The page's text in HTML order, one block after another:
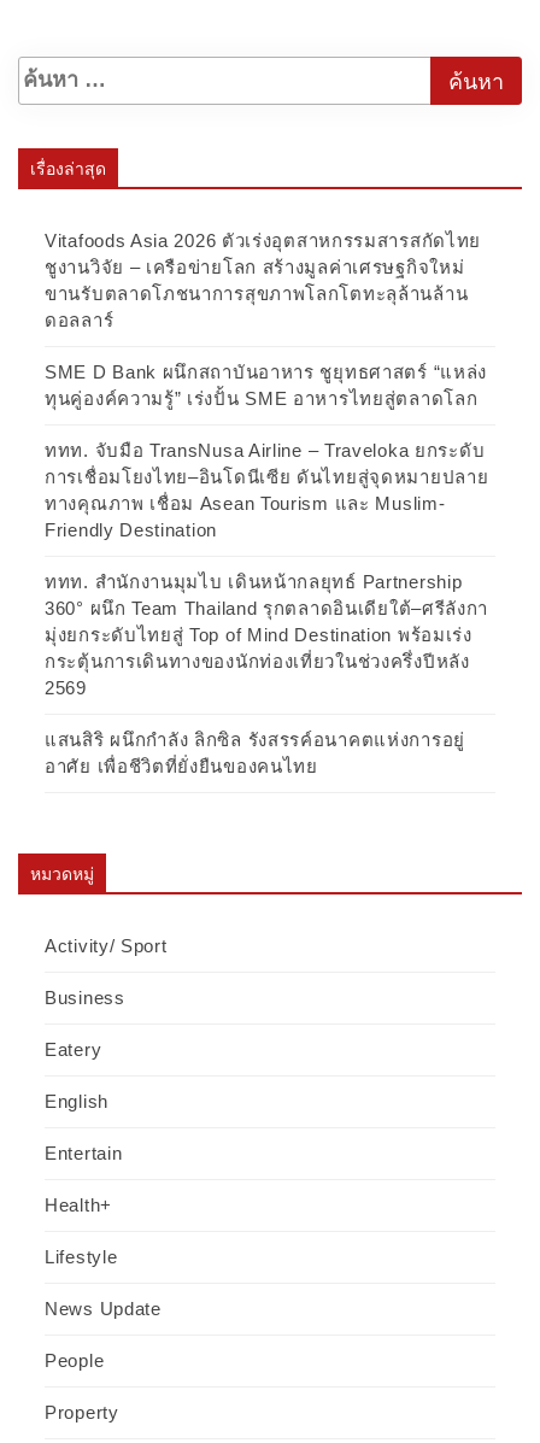
เรื่องล่าสุด
Vitafoods Asia 2026 ตัวเร่งอุตสาหกรรมสารสกัดไทย
ชูงานวิจัย – เครือข่ายโลก สร้างมูลค่าเศรษฐกิจใหม่
ขานรับตลาดโภชนาการสุขภาพโลกโตทะลุล้านล้าน
ดอลลาร์
SME D Bank ผนึกสถาบันอาหาร ชูยุทธศาสตร์ “แหล่ง
ทุนคู่องค์ความรู้” เร่งปั้น SME อาหารไทยสู่ตลาดโลก
ททท. จับมือ TransNusa Airline – Traveloka ยกระดับ
การเชื่อมโยงไทย–อินโดนีเซีย ดันไทยสู่จุดหมายปลาย
ทางคุณภาพ เชื่อม Asean Tourism และ Muslim-
Friendly Destination
ททท. สำนักงานมุมไบ เดินหน้ากลยุทธ์ Partnership
360° ผนึก Team Thailand รุกตลาดอินเดียใต้–ศรีลังกา
มุ่งยกระดับไทยสู่ Top of Mind Destination พร้อมเร่ง
กระตุ้นการเดินทางของนักท่องเที่ยวในช่วงครึ่งปีหลัง
2569
แสนสิริ ผนึกกำลัง ลิกซิล รังสรรค์อนาคตแห่งการอยู่
อาศัย เพื่อชีวิตที่ยั่งยืนของคนไทย
หมวดหมู่
Activity/ Sport
Business
Eatery
English
Entertain
Health+
Lifestyle
News Update
People
Property